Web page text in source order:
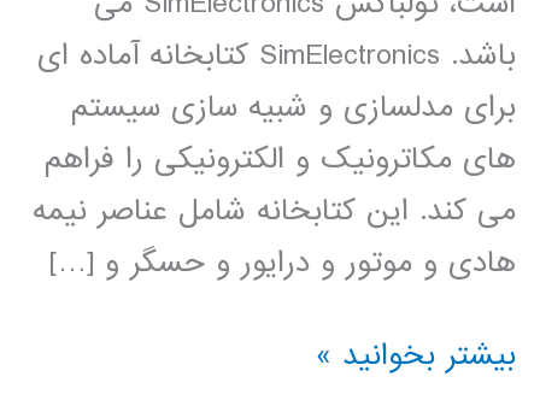
باشد. SimElectronics کتابخانه آماده ای
برای مدلسازی و شبیه سازی سیستم
های مکاترونیک و الکترونیکی را فراهم
می کند. این کتابخانه شامل عناصر نیمه
هادی و موتور و درایور و حسگر و […]
فیلم
بیشتر بخوانید »